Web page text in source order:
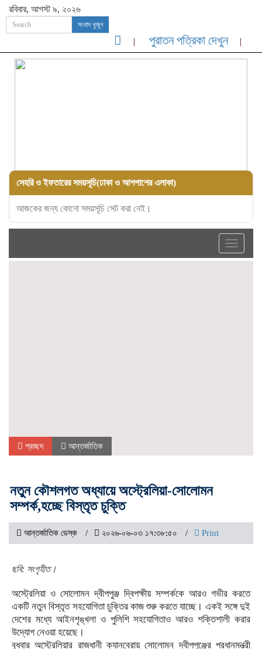
রবিবার, আগস্ট ৯, ২০২৬
সংবাদ খুজুন
পুরাতন পত্রিকা দেখুন
সেহরি ও ইফতারের সময়সূচি(ঢাকা ও আশপাশের এলাকা)
আজকের জন্য কোনো সময়সূচি সেট করা নেই।
Toggle
প্রচ্ছদ আন্তর্জাতিক
নতুন কৌশলগত অধ্যায়ে অস্ট্রেলিয়া-সোলোমন
সম্পর্ক,হচ্ছে বিস্তৃত চুক্তি
আন্তর্জাতিক ডেস্ক ২০২৬-০৬-০৩ ১৭:৩৮:৫০ Print
ছবি: সংগৃহীত।
অস্ট্রেলিয়া ও সোলোমন দ্বীপপুঞ্জ দ্বিপক্ষীয় সম্পর্ককে আরও গভীর করতে
একটি নতুন বিস্তৃত সহযোগিতা চুক্তির কাজ শুরু করতে যাচ্ছে। একই সঙ্গে দুই
দেশের মধ্যে আইনশৃঙ্খলা ও পুলিশি সহযোগিতাও আরও শক্তিশালী করার
উদ্যোগ নেওয়া হয়েছে।
বুধবার অস্ট্রেলিয়ার রাজধানী ক্যানবেরায় সোলোমন দ্বীপপুঞ্জের প্রধানমন্ত্রী